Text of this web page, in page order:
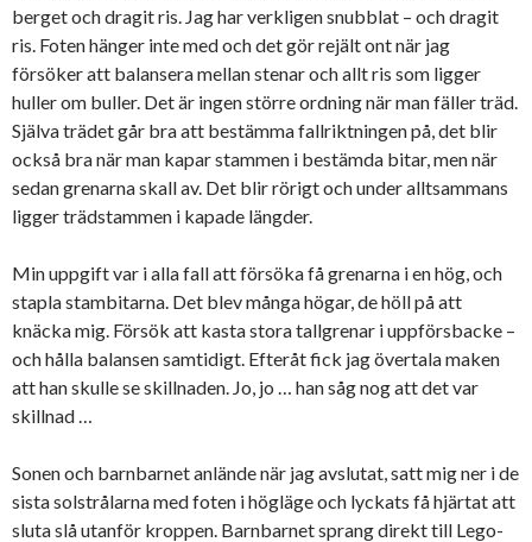
berget och dragit ris. Jag har verkligen snubblat – och dragit
ris. Foten hänger inte med och det gör rejält ont när jag
försöker att balansera mellan stenar och allt ris som ligger
huller om buller. Det är ingen större ordning när man fäller träd.
Själva trädet går bra att bestämma fallriktningen på, det blir
också bra när man kapar stammen i bestämda bitar, men när
sedan grenarna skall av. Det blir rörigt och under alltsammans
ligger trädstammen i kapade längder.
Min uppgift var i alla fall att försöka få grenarna i en hög, och
stapla stambitarna. Det blev många högar, de höll på att
knäcka mig. Försök att kasta stora tallgrenar i uppförsbacke –
och hålla balansen samtidigt. Efteråt fick jag övertala maken
att han skulle se skillnaden. Jo, jo … han såg nog att det var
skillnad …
Sonen och barnbarnet anlände när jag avslutat, satt mig ner i de
sista solstrålarna med foten i högläge och lyckats få hjärtat att
sluta slå utanför kroppen. Barnbarnet sprang direkt till Lego-